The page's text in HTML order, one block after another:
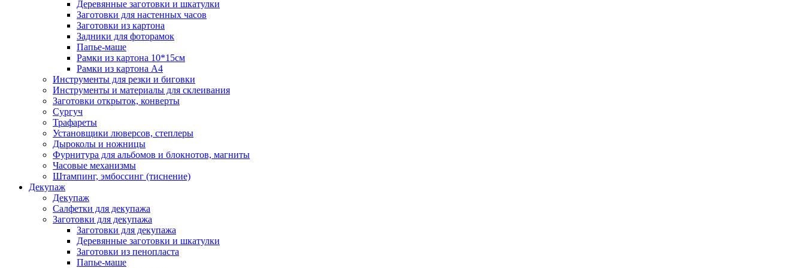
Деревянные заготовки и шкатулки
Заготовки для настенных часов
Заготовки из картона
Задники для фоторамок
Папье-маше
Рамки из картона 10*15см
Рамки из картона А4
Инструменты для резки и биговки
Инструменты и материалы для склеивания
Заготовки открыток, конверты
Сургуч
Трафареты
Установщики люверсов, степлеры
Дыроколы и ножницы
Фурнитура для альбомов и блокнотов, магниты
Часовые механизмы
Штампинг, эмбоссинг (тиснение)
Декупаж
Декупаж
Салфетки для декупажа
Заготовки для декупажа
Заготовки для декупажа
Деревянные заготовки и шкатулки
Заготовки из пенопласта
Папье-маше